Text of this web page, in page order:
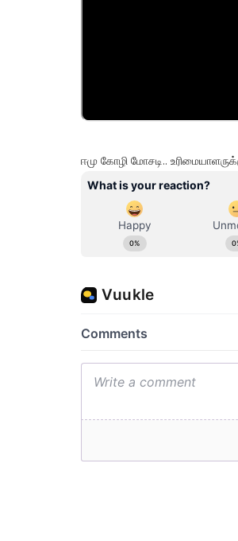
ஈமு கோழி மோசடி..